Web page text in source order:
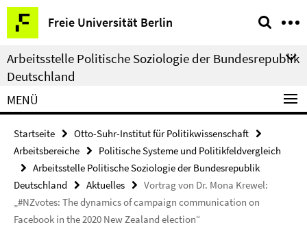
Springe
direkt
zu
Inhalt
Freie Universität Berlin
Service-
Navigation
Arbeitsstelle Politische Soziologie der Bundesrepublik
Deutschland
MENÜ
Startseite
Otto-Suhr-Institut für Politikwissenschaft
Arbeitsbereiche
Politische Systeme und Politikfeldvergleich
Arbeitsstelle Politische Soziologie der Bundesrepublik
Deutschland
Aktuelles
Vortrag von Dr. Mona Krewel:
„#NZvotes: The dynamics of campaign communication on
Facebook in the 2020 New Zealand election“